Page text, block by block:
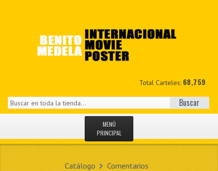
Total Carteles: 68,759
Buscar
MENÚ
PRINCIPAL
Catálogo Comentarios